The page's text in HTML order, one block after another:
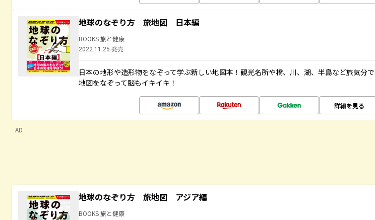
地球のなぞり方 旅地図 日本編
BOOKS 旅と健康
2022.11.25 発売
日本の地形や造形物をなぞって学ぶ新しい地図本！観光名所や橋、川、湖、半島など旅気分で
地図をなぞって脳もイキイキ！
詳細を見る
AD
地球のなぞり方 旅地図 アジア編
BOOKS 旅と健康